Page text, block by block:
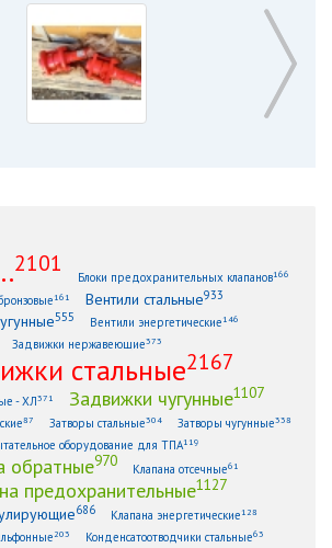
2101
Блоки предохранительных клапанов166
161 Вентили стальные933
555 Вентили энергетические146
Задвижки нержавеющие373
стальные2167
- ХЛ371 Задвижки чугунные1107
87 Затворы стальные304 Затворы чугунные338
оборудование для ТПА119
обратные970 Клапана отсечные61
предохранительные1127
686 Клапана энергетические128
203 Конденсатоотводчики стальные63